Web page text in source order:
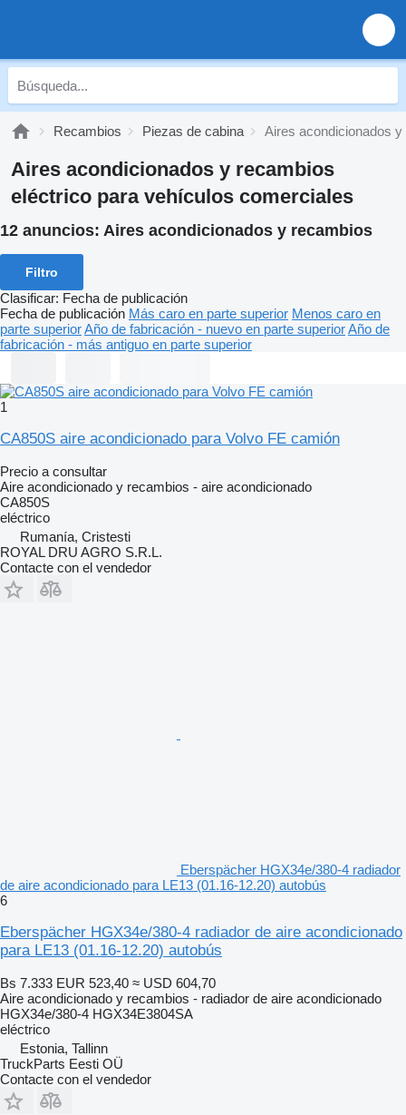
Recambios Piezas de cabina Aires acondicionados
Aires acondicionados y recambios
eléctrico para vehículos comerciales
12 anuncios: Aires acondicionados y recambios
Filtro
Clasificar: Fecha de publicación
Fecha de publicación Más caro en parte superior Menos caro en
parte superiorAño de fabricación - nuevo en parte superiorAño de
fabricación - más antiguo en parte superior
1
CA850S aire acondicionado para Volvo FE camión
Precio a consultar
Aire acondicionado y recambios - aire acondicionado
CA850S
eléctrico
Rumanía, Cristesti
ROYAL DRU AGRO S.R.L.
Contacte con el vendedor
Eberspächer HGX34e/380-4 radiador
de aire acondicionado para LE13 (01.16-12.20) autobús
6
Eberspächer HGX34e/380-4 radiador de aire acondicionado
para LE13 (01.16-12.20) autobús
Bs 7.333 EUR 523,40 ≈ USD 604,70
Aire acondicionado y recambios - radiador de aire acondicionado
HGX34e/380-4 HGX34E3804SA
eléctrico
Estonia, Tallinn
TruckParts Eesti OÜ
Contacte con el vendedor